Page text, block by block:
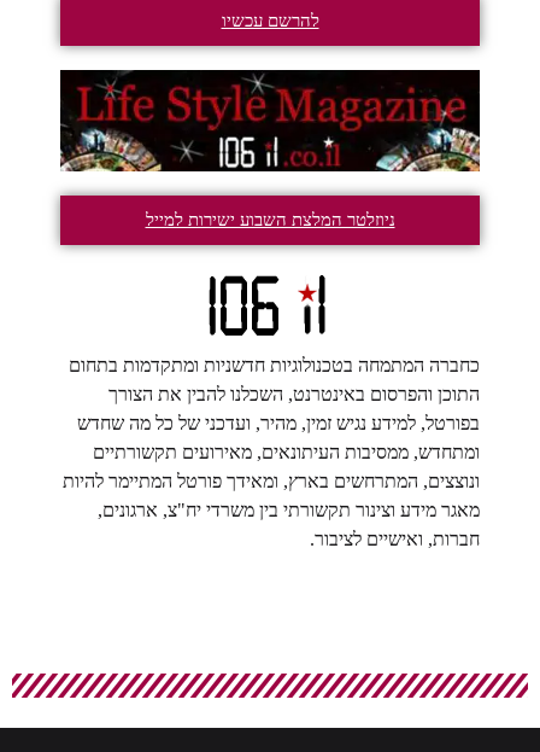
להרשם עכשיו
ניוזלטר המלצת השבוע ישירות למייל
כחברה המתמחה בטכנולוגיות חדשניות ומתקדמות בתחום
התוכן והפרסום באינטרנט, השכלנו להבין את הצורך
בפורטל, למידע נגיש זמין, מהיר, ועדכני של כל מה שחדש
ומתחדש, ממסיבות העיתונאים, מאירועים תקשורתיים
ונוצצים, המתרחשים בארץ, ומאידך פורטל המתיימר להיות
מאגר מידע וצינור תקשורתי בין משרדי יח"צ, ארגונים,
חברות, ואישיים לציבור.